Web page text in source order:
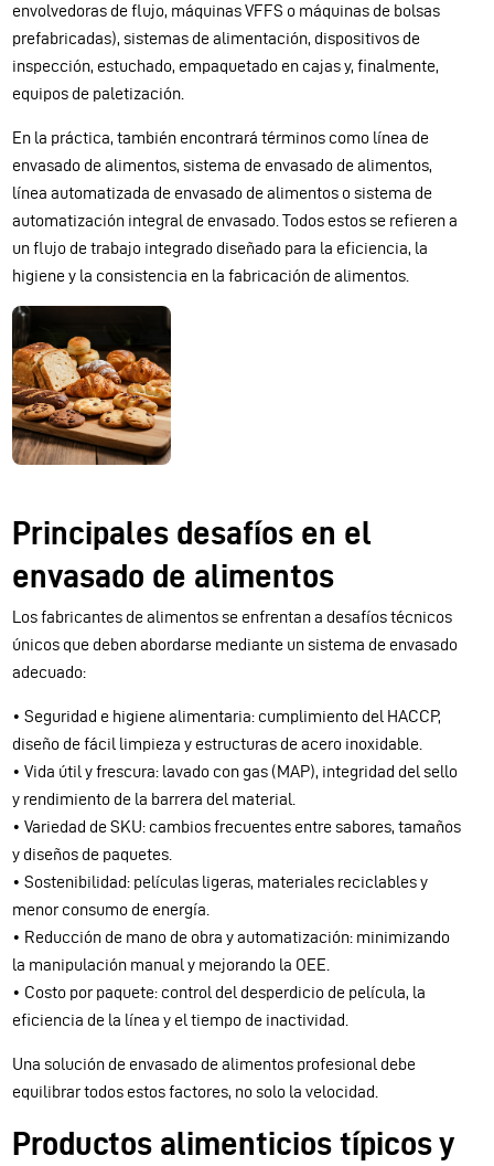
envolvedoras de flujo, máquinas VFFS o máquinas de bolsas
prefabricadas), sistemas de alimentación, dispositivos de
inspección, estuchado, empaquetado en cajas y, finalmente,
equipos de paletización.
En la práctica, también encontrará términos como línea de
envasado de alimentos, sistema de envasado de alimentos,
línea automatizada de envasado de alimentos o sistema de
automatización integral de envasado. Todos estos se refieren a
un flujo de trabajo integrado diseñado para la eficiencia, la
higiene y la consistencia en la fabricación de alimentos.
Principales desafíos en el
envasado de alimentos
Los fabricantes de alimentos se enfrentan a desafíos técnicos
únicos que deben abordarse mediante un sistema de envasado
adecuado:
• Seguridad e higiene alimentaria: cumplimiento del HACCP,
diseño de fácil limpieza y estructuras de acero inoxidable.
• Vida útil y frescura: lavado con gas (MAP), integridad del sello
y rendimiento de la barrera del material.
• Variedad de SKU: cambios frecuentes entre sabores, tamaños
y diseños de paquetes.
• Sostenibilidad: películas ligeras, materiales reciclables y
menor consumo de energía.
• Reducción de mano de obra y automatización: minimizando
la manipulación manual y mejorando la OEE.
• Costo por paquete: control del desperdicio de película, la
eficiencia de la línea y el tiempo de inactividad.
Una solución de envasado de alimentos profesional debe
equilibrar todos estos factores, no solo la velocidad.
Productos alimenticios típicos y